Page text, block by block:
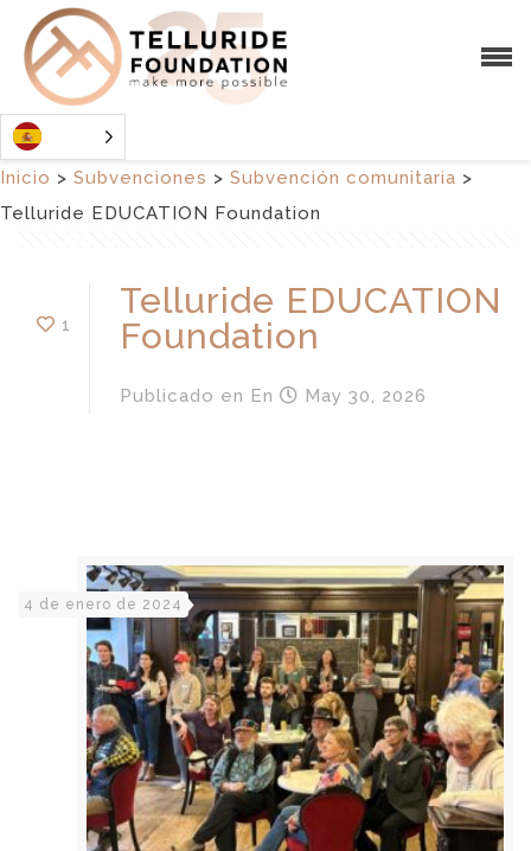
Inicio > Subvenciones > Subvención comunitaria >
Telluride EDUCATION Foundation
1
Telluride EDUCATION
Foundation
Publicado en En May 30, 2026
4 de enero de 2024